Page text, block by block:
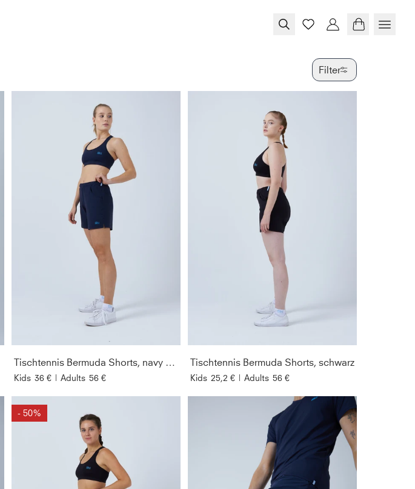
Filter
Tischtennis Bermuda Shorts, navy blau
Kids 36 € | Adults 56 €
Tischtennis Bermuda Shorts, schwarz
Kids 25,2 € | Adults 56 €
- 50%